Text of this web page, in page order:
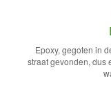
Epoxy, gegoten in
straat gevonden, dus